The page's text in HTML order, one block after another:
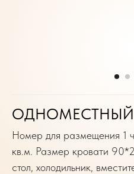
ОДНОМЕСТНЫЙ
Номер для размещения 1
кв.м. Размер кровати
стол, холодильник,